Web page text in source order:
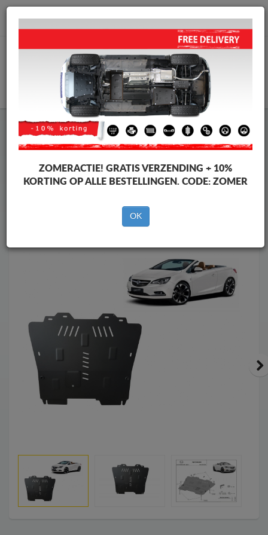
info@motorbeschermplaat.com
WINKELWAGEN
Motor Beschermplaat Motor Beschermplaat Opel
Motor Beschermplaat
Merken
Terug naar de catalogus
ZOMERACTIE! GRATIS VERZENDING + 10%
KORTING OP ALLE BESTELLINGEN. CODE: ZOMER
OK